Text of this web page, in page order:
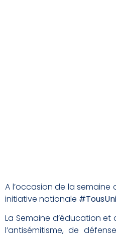
A l’occasion de la semaine
initiative nationale
La Semaine d’éducation
l’antisémitisme, de